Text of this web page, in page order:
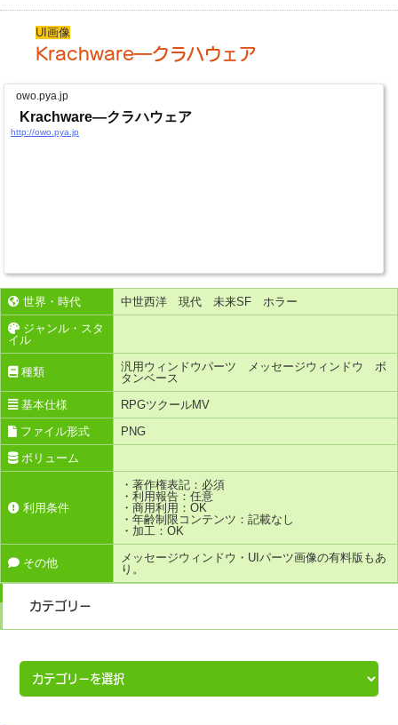
UI画像
Krachware―クラハウェア
owo.pya.jp
Krachware―クラハウェア
http://owo.pya.jp
世界・時代
中世西洋 現代 未来SF ホラー
ジャンル・スタ
イル
種類
汎用ウィンドウパーツ メッセージウィンドウ ボ
タンベース
基本仕様
RPGツクールMV
ファイル形式
PNG
ボリューム
利用条件
・著作権表記：必須
・利用報告：任意
・商用利用：OK
・年齢制限コンテンツ：記載なし
・加工：OK
その他
メッセージウィンドウ・UIパーツ画像の有料版もあ
り。
カテゴリー